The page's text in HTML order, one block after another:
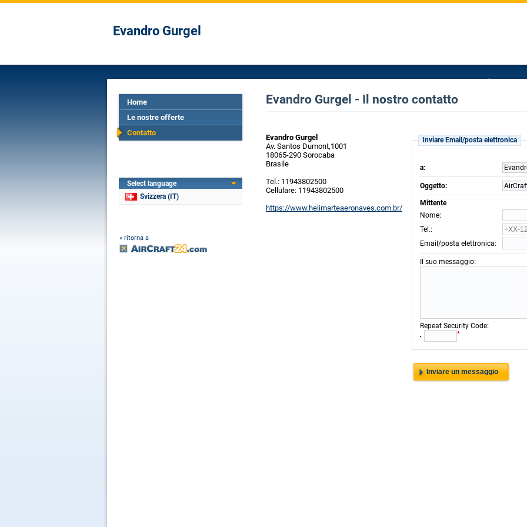
Evandro Gurgel
Home
Le nostre offerte
Contatto
Select language
Svizzera (IT)
« ritorna a
Evandro Gurgel - Il nostro contatto
Evandro Gurgel
Av. Santos Dumont,1001
18065-290 Sorocaba
Brasile
Tel.: 11943802500
Cellulare: 11943802500
https://www.helimarteaeronaves.com.br/
Inviare Email/posta elettronica
a:
Oggetto:
Mittente
Nome:
Tel.:
Email/posta elettronica:
Il suo messaggio:
Repeat Security Code:
*